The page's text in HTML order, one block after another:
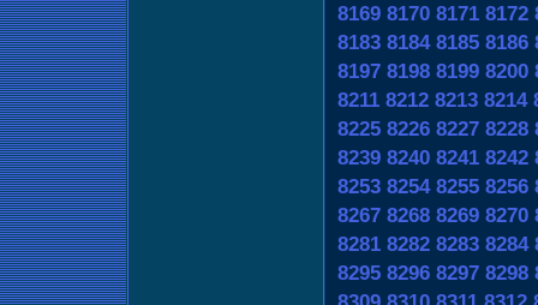
8169 8170 8171 8172
8183 8184 8185 8186
8197 8198 8199 8200
8211 8212 8213 8214
8225 8226 8227 8228
8239 8240 8241 8242
8253 8254 8255 8256
8267 8268 8269 8270
8281 8282 8283 8284
8295 8296 8297 8298